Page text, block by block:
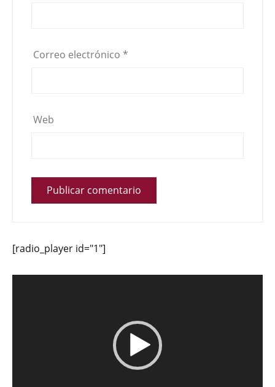
Correo electrónico *
Web
[radio_player id="1"]